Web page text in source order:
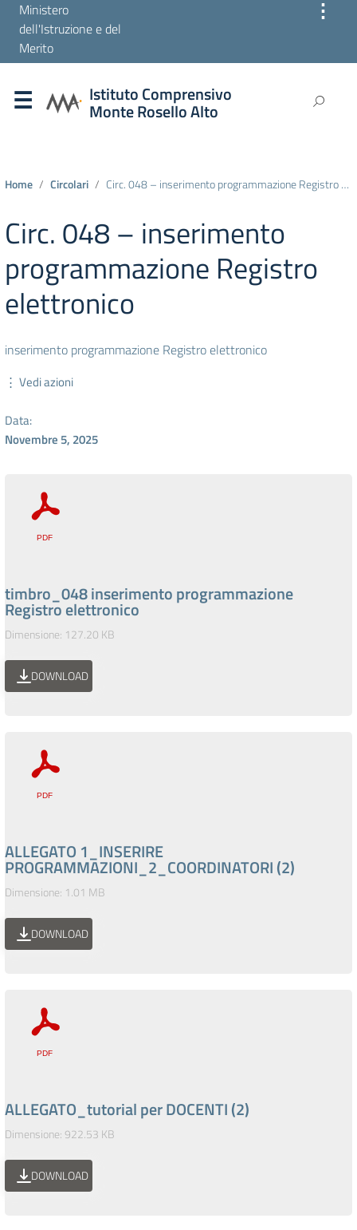
Ministero
dell'Istruzione e del
Merito
⋮
Istituto Comprensivo
Monte Rosello Alto
Home Circolari Circ. 048 – inserimento programmazione Registro elettronico
Circ. 048 – inserimento
programmazione Registro
elettronico
inserimento programmazione Registro elettronico
⋮ Vedi azioni
Data:
Novembre 5, 2025
timbro_048 inserimento programmazione
Registro elettronico
Dimensione: 127.20 KB
DOWNLOAD
ALLEGATO 1_INSERIRE
PROGRAMMAZIONI_2_COORDINATORI (2)
Dimensione: 1.01 MB
DOWNLOAD
ALLEGATO_tutorial per DOCENTI (2)
Dimensione: 922.53 KB
DOWNLOAD